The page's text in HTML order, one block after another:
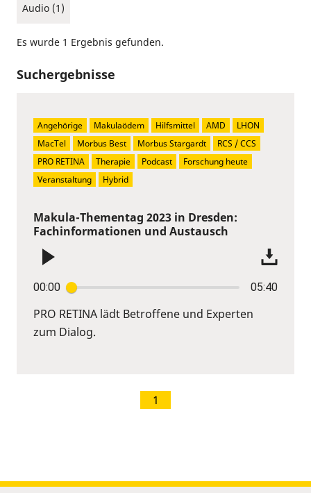
Audio (1)
Es wurde 1 Ergebnis gefunden.
Suchergebnisse
Makula-Thementag 2023 in Dresden:
Fachinformationen und Austausch
00:00 05:40
PRO RETINA lädt Betroffene und Experten
zum Dialog.
Angehörige Makulaödem Hilfsmittel AMD
LHON
MacTel
Morbus Best Morbus Stargardt
RCS / CCS
PRO RETINA
Therapie Podcast
Forschung heute
Veranstaltung
Hybrid
1